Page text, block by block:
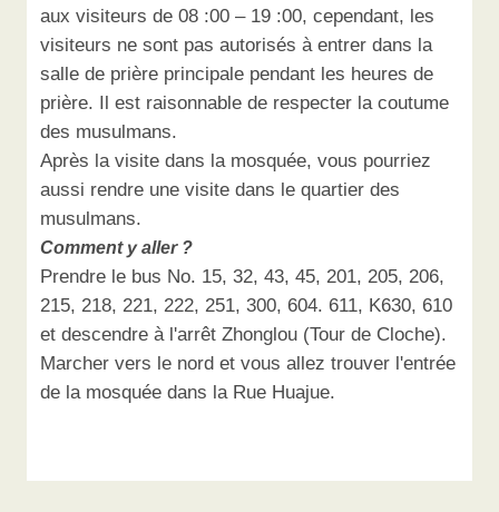
aux visiteurs de 08 :00 – 19 :00, cependant, les
visiteurs ne sont pas autorisés à entrer dans la
salle de prière principale pendant les heures de
prière. Il est raisonnable de respecter la coutume
des musulmans.
Après la visite dans la mosquée, vous pourriez
aussi rendre une visite dans le quartier des
musulmans.
Comment y aller ?
Prendre le bus No. 15, 32, 43, 45, 201, 205, 206,
215, 218, 221, 222, 251, 300, 604. 611, K630, 610
et descendre à l'arrêt Zhonglou (Tour de Cloche).
Marcher vers le nord et vous allez trouver l'entrée
de la mosquée dans la Rue Huajue.